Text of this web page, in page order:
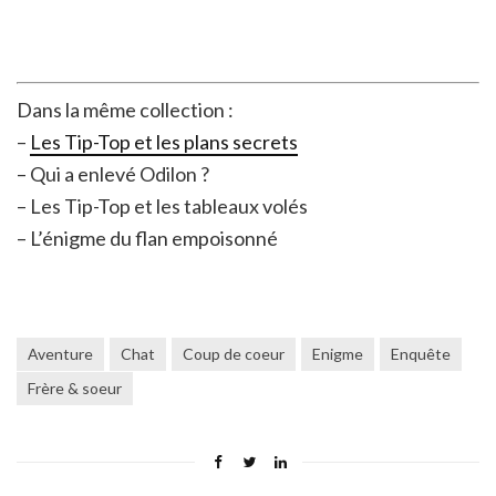
Dans la même collection :
– Les Tip-Top et les plans secrets
– Qui a enlevé Odilon ?
– Les Tip-Top et les tableaux volés
– L’énigme du flan empoisonné
Aventure Chat Coup de coeur Enigme
Enquête
Frère & soeur